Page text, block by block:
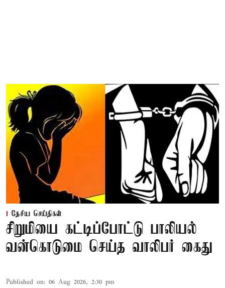
தேசிய செய்திகள்
சிறுமியை கட்டிப்போட்டு பாலியல்
வன்கொடுமை செய்த வாலிபர் கைது
Published on: 06 Aug 2026, 2:30 pm